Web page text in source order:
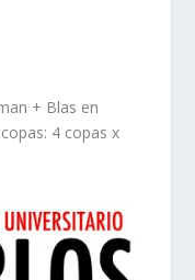
+ Blas en
4 copas x